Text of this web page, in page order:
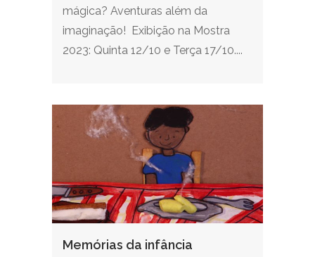
mágica? Aventuras além da
imaginação! Exibição na Mostra
2023: Quinta 12/10 e Terça 17/10....
Memórias da infância